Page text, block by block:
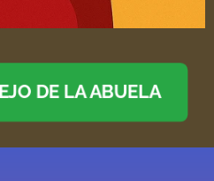
DE LA ABUELA